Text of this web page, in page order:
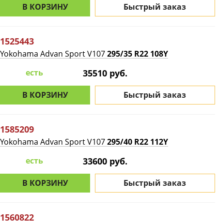
В КОРЗИНУ Быстрый заказ
1525443
Yokohama Advan Sport V107295/35 R22 108Y
есть
35510 руб.
В КОРЗИНУ Быстрый заказ
1585209
Yokohama Advan Sport V107295/40 R22 112Y
есть
33600 руб.
В КОРЗИНУ Быстрый заказ
1560822